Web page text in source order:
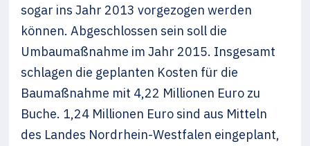
sogar ins Jahr 2013 vorgezogen werden
können. Abgeschlossen sein soll die
Umbaumaßnahme im Jahr 2015. Insgesamt
schlagen die geplanten Kosten für die
Baumaßnahme mit 4,22 Millionen Euro zu
Buche. 1,24 Millionen Euro sind aus Mitteln
des Landes Nordrhein-Westfalen eingeplant,